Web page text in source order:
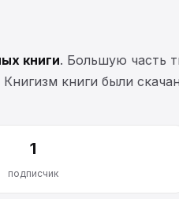
книги. Большую часть
книги были
1
подписчик